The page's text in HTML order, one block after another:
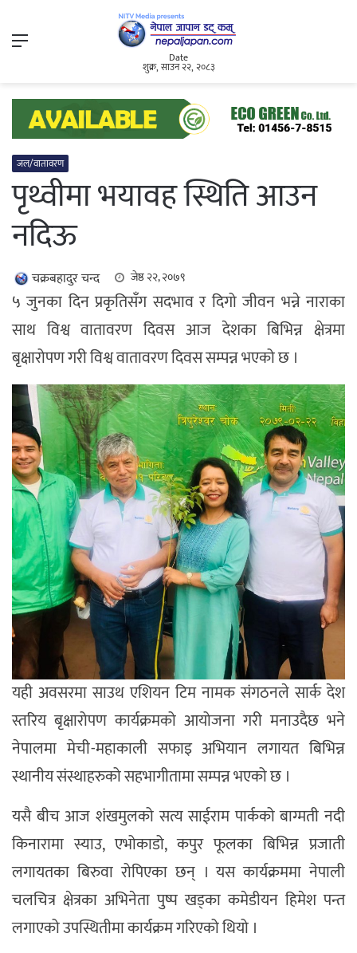
Menu
Date
शुक्र, साउन २२, २०८३
जल/वातावरण
पृथ्वीमा भयावह स्थिति आउन
नदिऊ
चक्रबहादुर चन्द जेष्ठ २२, २०७९
५ जुनका दिन प्रकृतिसँग सदभाव र दिगो जीवन भन्ने नाराका
साथ विश्व वातावरण दिवस आज देशका बिभिन्न क्षेत्रमा
बृक्षारोपण गरी विश्व वातावरण दिवस सम्पन्न भएको छ ।
यही अवसरमा साउथ एशियन टिम नामक संगठनले सार्क देश
स्तरिय बृक्षारोपण कार्यक्रमको आयोजना गरी मनाउदैछ भने
नेपालमा मेची-महाकाली सफाइ अभियान लगायत बिभिन्न
स्थानीय संस्थाहरुको सहभागीतामा सम्पन्न भएको छ ।
यसै बीच आज शंखमुलको सत्य साईराम पार्कको बाग्मती नदी
किनारामा स्याउ, एभोकाडो, कपुर फूलका बिभिन्न प्रजाती
लगायतका बिरुवा रोपिएका छन् । यस कार्यक्रममा नेपाली
चलचित्र क्षेत्रका अभिनेता पुष्प खड्का कमेडीयन हिमेश पन्त
लगाएको उपस्थितीमा कार्यक्रम गरिएको थियो ।